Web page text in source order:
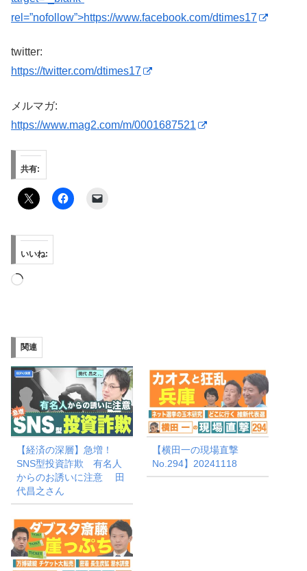
rel=”nofollow”>https://www.facebook.com/dtimes17
twitter:
https://twitter.com/dtimes17
メルマガ:
https://www.mag2.com/m/0001687521
共有:
いいね:
読
み
中…
関連
【経済の深層】急増！
SNS型投資詐欺 有名人
からのお誘いに注意 田
代昌之さん
【横田一の現場直撃
No.294】20241118